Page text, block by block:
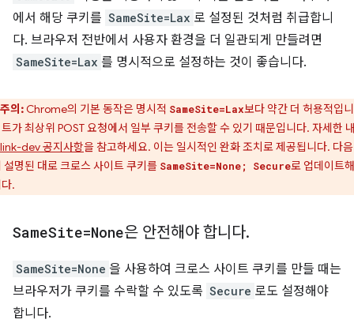
에서 해당 쿠키를 SameSite=Lax 로 설정된 것처럼 취급합니
다. 브라우저 전반에서 사용자 환경을 더 일관되게 만들려면
SameSite=Lax 를 명시적으로 설정하는 것이 좋습니다.
주의:Chrome의 기본 동작은 명시적 SameSite=Lax보다 약간 더 허용적입
가 최상위 POST 요청에서 일부 쿠키를 전송할 수 있기 때문입니다. 자세한
dev 공지사항을 참고하세요. 이는 일시적인 완화 조치로 제공됩니다. 다
설명된 대로 크로스 사이트 쿠키를 SameSite=None; Secure로 업데이트
.
SameSite=None은 안전해야 합니다.
SameSite=None 을 사용하여 크로스 사이트 쿠키를 만들 때는
브라우저가 쿠키를 수락할 수 있도록 Secure 로도 설정해야
합니다.